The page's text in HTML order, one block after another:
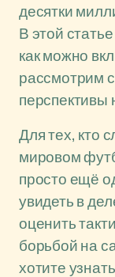
десятки
В этой
как можно
рассмотрим
перспективы
Для тех, кто
мировом
просто ещё
увидеть в
оценить
борьбой на
хотите